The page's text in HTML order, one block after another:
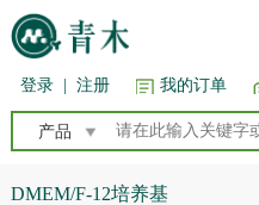
登录 注册 我的订单
产品
DMEM/F-12培养基